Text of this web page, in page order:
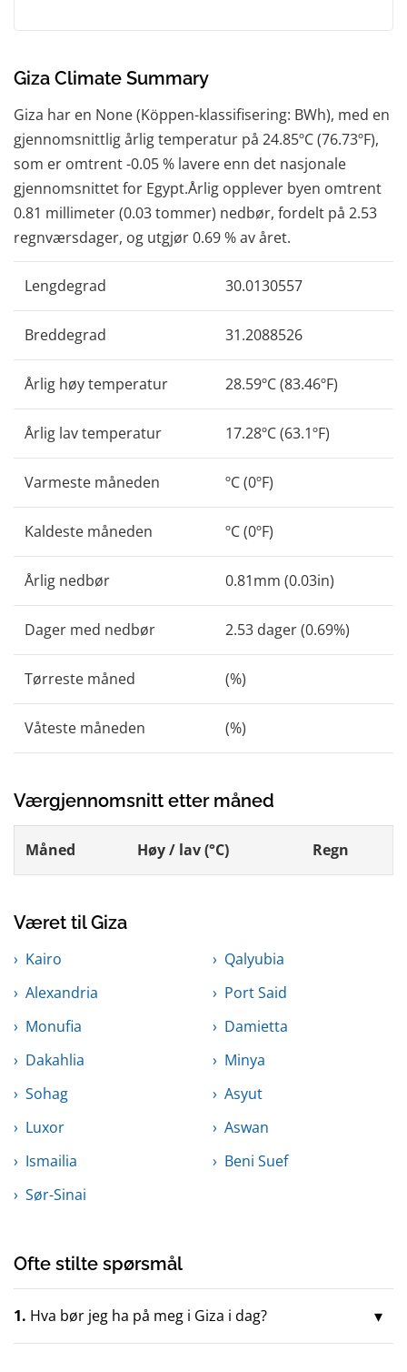
Giza Climate Summary
Giza har en None (Köppen-klassifisering: BWh), med en
gjennomsnittlig årlig temperatur på 24.85ºC (76.73ºF),
som er omtrent -0.05 % lavere enn det nasjonale
gjennomsnittet for Egypt.Årlig opplever byen omtrent
0.81 millimeter (0.03 tommer) nedbør, fordelt på 2.53
regnværsdager, og utgjør 0.69 % av året.
Lengdegrad 30.0130557
Breddegrad 31.2088526
Årlig høy temperatur 28.59ºC (83.46ºF)
Årlig lav temperatur 17.28ºC (63.1ºF)
Varmeste måneden ºC (0ºF)
Kaldeste måneden ºC (0ºF)
Årlig nedbør 0.81mm (0.03in)
Dager med nedbør 2.53 dager (0.69%)
Tørreste måned (%)
Våteste måneden (%)
Værgjennomsnitt etter måned
Måned Høy / lav (°C) Regn
Været til Giza
Kairo
Qalyubia
Alexandria
Port Said
Monufia
Damietta
Dakahlia
Minya
Sohag
Asyut
Luxor
Aswan
Ismailia
Beni Suef
Sør-Sinai
Ofte stilte spørsmål
1. Hva bør jeg ha på meg i Giza i dag?